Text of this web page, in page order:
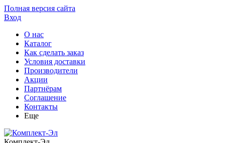
Полная версия сайта
Вход
О нас
Каталог
Как сделать заказ
Условия доставки
Производители
Акции
Партнёрам
Соглашение
Контакты
Еще